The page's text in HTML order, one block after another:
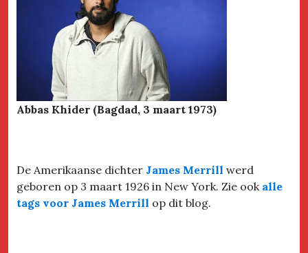
Abbas Khider (Bagdad, 3 maart 1973)
De Amerikaanse dichter James Merrill werd
geboren op 3 maart 1926 in New York. Zie ook alle
tags voor James Merrill op dit blog.